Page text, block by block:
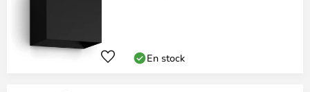
En stock